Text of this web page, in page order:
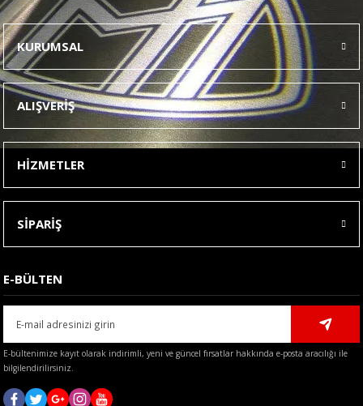
Bu ürünün fiyat bilgisi, resim, ürün açıklamalarında ve diğer
konularda yetersiz gördüğünüz noktaları öneri formunu kullanarak
tarafımıza iletebilirsiniz.
Görüş ve önerileriniz için teşekkür ederiz.
Ürün resmi kalitesiz, bozuk veya görüntülenemiyor.
Ürün açıklamasında eksik bilgiler bulunuyor.
Ürün bilgilerinde hatalar bulunuyor.
Ürün fiyatı diğer sitelerden daha pahalı.
Bu ürüne benzer farklı alternatifler olmalı.
Gönder
KURUMSAL
ALIŞVERİŞ
HİZMETLER
SİPARİŞ
E-BÜLTEN
E-bültenimize kayıt olarak indirimli, yeni ve güncel fırsatlar hakkında e-posta aracılığı ile
bilgilendirilirsiniz.